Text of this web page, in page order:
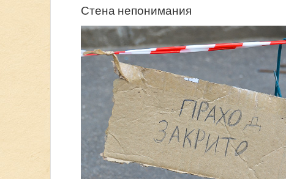
Стена непонимания